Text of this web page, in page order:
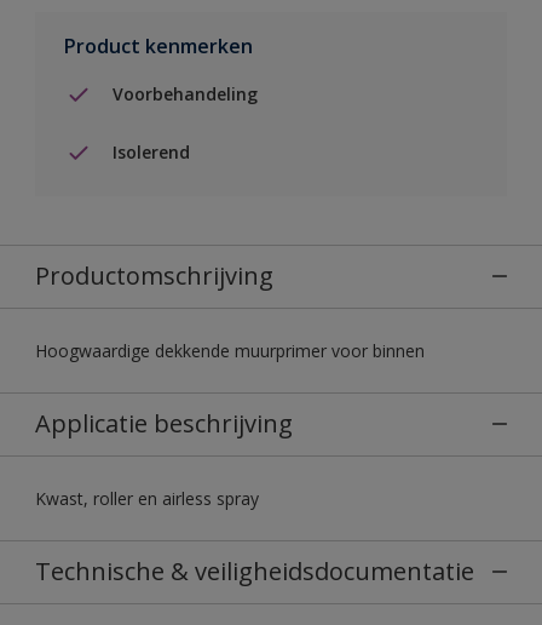
Product kenmerken
Voorbehandeling
Isolerend
Productomschrijving
Hoogwaardige dekkende muurprimer voor binnen
Applicatie beschrijving
Kwast, roller en airless spray
Technische & veiligheidsdocumentatie